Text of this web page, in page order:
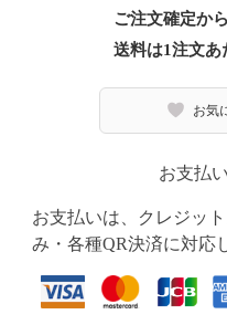
ご注文確定か
送料は1注文あ
お気
お支払
お支払いは、クレジッ
み・各種QR決済に対応